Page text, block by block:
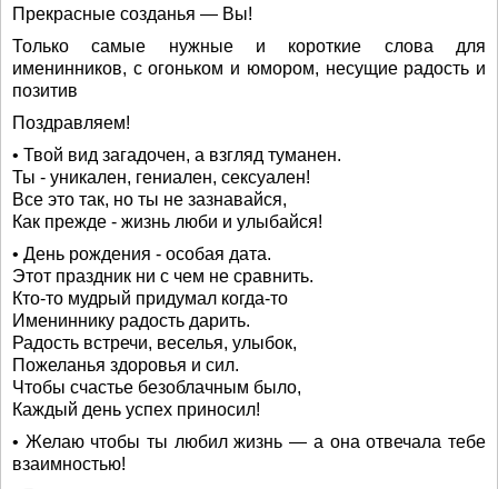
Прекрасные созданья — Вы!
Только самые нужные и короткие слова для
именинников, с огоньком и юмором, несущие радость и
позитив
Поздравляем!
• Твой вид загадочен, а взгляд туманен.
Ты - уникален, гениален, сексуален!
Все это так, но ты не зазнавайся,
Как прежде - жизнь люби и улыбайся!
• День рождения - особая дата.
Этот праздник ни с чем не сравнить.
Кто-то мудрый придумал когда-то
Имениннику радость дарить.
Радость встречи, веселья, улыбок,
Пожеланья здоровья и сил.
Чтобы счастье безоблачным было,
Каждый день успех приносил!
• Желаю чтобы ты любил жизнь — а она отвечала тебе
взаимностью!